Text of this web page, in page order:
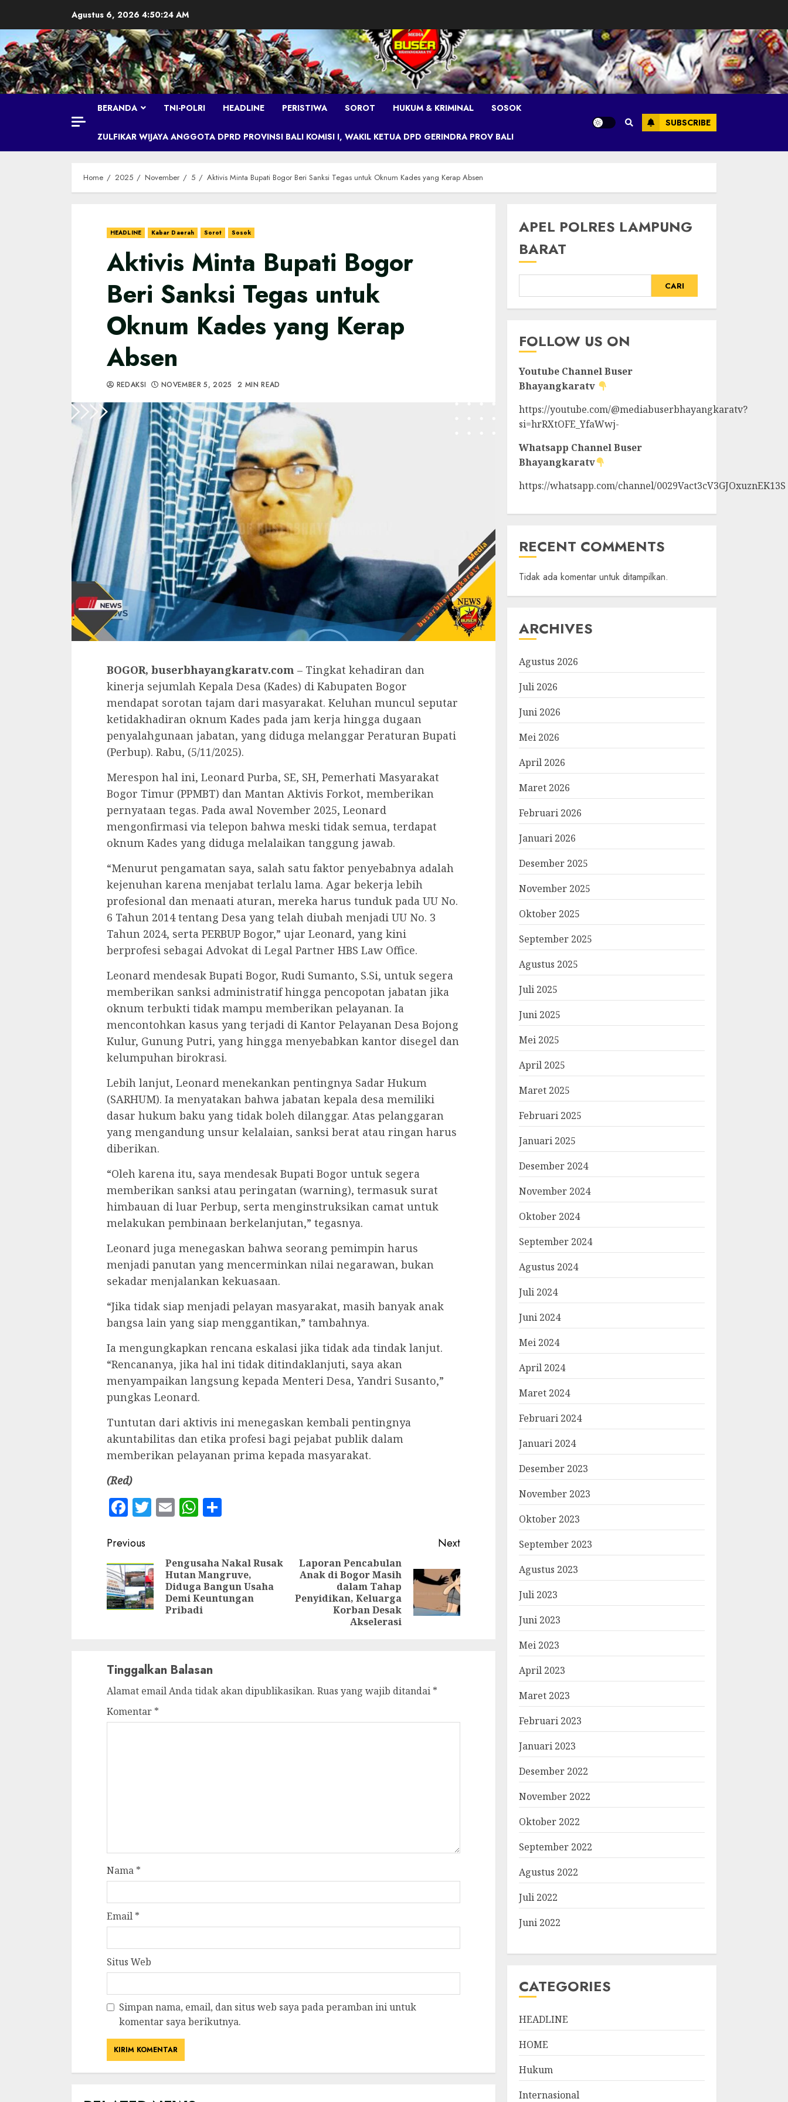
content
Agustus 6, 2026 4:50:24 AM
BERANDA TNI-POLRI HEADLINE PERISTIWA SOROT HUKUM & KRIMINAL SOSOK
ZULFIKAR WIJAYA ANGGOTA DPRD PROVINSI BALI KOMISI I, WAKIL KETUA DPD GERINDRA PROV BALI
SUBSCRIBE
Home 2025 November 5 Aktivis Minta Bupati Bogor Beri Sanksi Tegas untuk Oknum Kades yang Kerap Absen
HEADLINE Kabar Daerah Sorot Sosok
Aktivis Minta Bupati Bogor
Beri Sanksi Tegas untuk
Oknum Kades yang Kerap
Absen
REDAKSI NOVEMBER 5, 2025 2 MIN READ
BOGOR, buserbhayangkaratv.com – Tingkat kehadiran dan
kinerja sejumlah Kepala Desa (Kades) di Kabupaten Bogor
mendapat sorotan tajam dari masyarakat. Keluhan muncul seputar
ketidakhadiran oknum Kades pada jam kerja hingga dugaan
penyalahgunaan jabatan, yang diduga melanggar Peraturan Bupati
(Perbup). Rabu, (5/11/2025).
Merespon hal ini, Leonard Purba, SE, SH, Pemerhati Masyarakat
Bogor Timur (PPMBT) dan Mantan Aktivis Forkot, memberikan
pernyataan tegas. Pada awal November 2025, Leonard
mengonfirmasi via telepon bahwa meski tidak semua, terdapat
oknum Kades yang diduga melalaikan tanggung jawab.
“Menurut pengamatan saya, salah satu faktor penyebabnya adalah
kejenuhan karena menjabat terlalu lama. Agar bekerja lebih
profesional dan menaati aturan, mereka harus tunduk pada UU No.
6 Tahun 2014 tentang Desa yang telah diubah menjadi UU No. 3
Tahun 2024, serta PERBUP Bogor,” ujar Leonard, yang kini
berprofesi sebagai Advokat di Legal Partner HBS Law Office.
Leonard mendesak Bupati Bogor, Rudi Sumanto, S.Si, untuk segera
memberikan sanksi administratif hingga pencopotan jabatan jika
oknum terbukti tidak mampu memberikan pelayanan. Ia
mencontohkan kasus yang terjadi di Kantor Pelayanan Desa Bojong
Kulur, Gunung Putri, yang hingga menyebabkan kantor disegel dan
kelumpuhan birokrasi.
Lebih lanjut, Leonard menekankan pentingnya Sadar Hukum
(SARHUM). Ia menyatakan bahwa jabatan kepala desa memiliki
dasar hukum baku yang tidak boleh dilanggar. Atas pelanggaran
yang mengandung unsur kelalaian, sanksi berat atau ringan harus
diberikan.
“Oleh karena itu, saya mendesak Bupati Bogor untuk segera
memberikan sanksi atau peringatan (warning), termasuk surat
himbauan di luar Perbup, serta menginstruksikan camat untuk
melakukan pembinaan berkelanjutan,” tegasnya.
Leonard juga menegaskan bahwa seorang pemimpin harus
menjadi panutan yang mencerminkan nilai negarawan, bukan
sekadar menjalankan kekuasaan.
“Jika tidak siap menjadi pelayan masyarakat, masih banyak anak
bangsa lain yang siap menggantikan,” tambahnya.
Ia mengungkapkan rencana eskalasi jika tidak ada tindak lanjut.
“Rencananya, jika hal ini tidak ditindaklanjuti, saya akan
menyampaikan langsung kepada Menteri Desa, Yandri Susanto,”
pungkas Leonard.
Tuntutan dari aktivis ini menegaskan kembali pentingnya
akuntabilitas dan etika profesi bagi pejabat publik dalam
memberikan pelayanan prima kepada masyarakat.
(Red)
Facebook
Twitter
EmailWhatsApp
Continue
Reading
Previous
Previous
post:
Pengusaha Nakal Rusak
Hutan Mangruve,
Diduga Bangun Usaha
Demi Keuntungan
Pribadi
Next
post:
Laporan Pencabulan
Anak di Bogor Masih
dalam Tahap
Penyidikan, Keluarga
Korban Desak
Akselerasi
Tinggalkan Balasan
Alamat email Anda tidak akan dipublikasikan. Ruas yang wajib ditandai *
Komentar *
Nama *
Email *
Situs Web
Simpan nama, email, dan situs web saya pada peramban ini untuk
komentar saya berikutnya.
APEL POLRES LAMPUNG
BARAT
CARI
FOLLOW US ON
Youtube ChannelBuser
Bhayangkaratv
https://youtube.com/@mediabuserbhayangkaratv?
si=hrRXtOFE_YfaWwj-
Whatsapp ChannelBuser
Bhayangkaratv
https://whatsapp.com/channel/0029Vact3cV3GJOxuznEK13S
RECENT COMMENTS
Tidak ada komentar untuk ditampilkan.
ARCHIVES
Agustus 2026
Juli 2026
Juni 2026
Mei 2026
April 2026
Maret 2026
Februari 2026
Januari 2026
Desember 2025
November 2025
Oktober 2025
September 2025
Agustus 2025
Juli 2025
Juni 2025
Mei 2025
April 2025
Maret 2025
Februari 2025
Januari 2025
Desember 2024
November 2024
Oktober 2024
September 2024
Agustus 2024
Juli 2024
Juni 2024
Mei 2024
April 2024
Maret 2024
Februari 2024
Januari 2024
Desember 2023
November 2023
Oktober 2023
September 2023
Agustus 2023
Juli 2023
Juni 2023
Mei 2023
April 2023
Maret 2023
Februari 2023
Januari 2023
Desember 2022
November 2022
Oktober 2022
September 2022
Agustus 2022
Juli 2022
Juni 2022
CATEGORIES
HEADLINE
HOME
Hukum
Internasional